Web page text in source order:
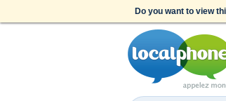
Do you want to view